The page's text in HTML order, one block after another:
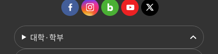
대학·학부